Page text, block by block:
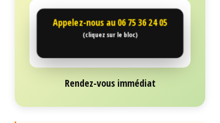
Appelez-nous au06 75 36 24 05
(cliquez sur le bloc)
Rendez-vous immédiat